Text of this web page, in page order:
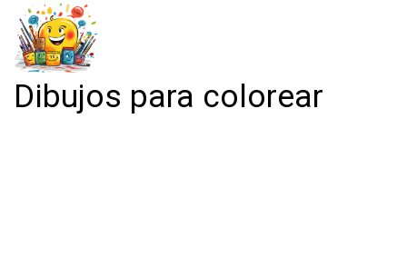
Dibujos para colorear